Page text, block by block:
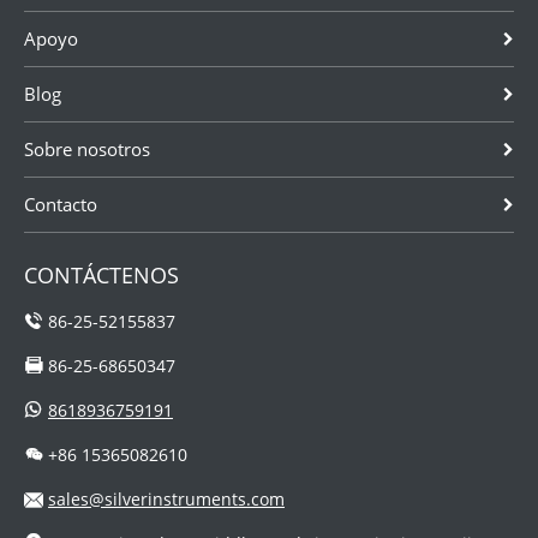
Combina las
capacidades de
un
caudalímetro
Coriolis con l...
de fluido
de una rueda
Cómo elegir la
instrumentación
de flujo para
Apoyo
Blog
Sobre nosotros
Contacto
CONTÁCTENOS
86-25-52155837
86-25-68650347
8618936759191
+86 15365082610
sales@silverinstruments.com